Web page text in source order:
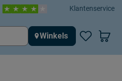
Klantenservice
Winkels